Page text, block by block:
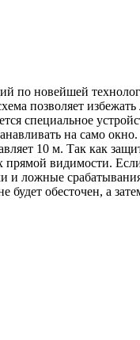
новейшей
позволяет
специальное
на само
10 м. Так как
прямой видимости.
и ложные
будет обесточен, а